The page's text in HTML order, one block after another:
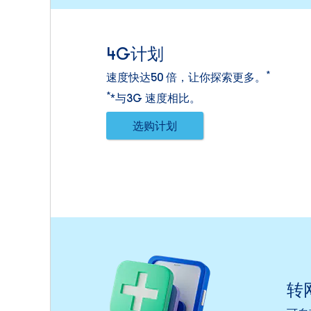
4G计划
速度快达50 倍，让你探索更多。
*
**与3G 速度相比。
选购计划
转